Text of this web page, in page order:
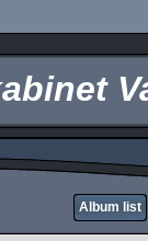
Album list